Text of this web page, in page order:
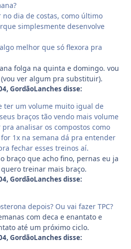
dia de costas, como último
simplesmente desenvolve
melhor que só flexora pra
folga na quinta e domingo. vou
ver algum pra substituir).
GordãoLanches disse:
ter um volume muito igual de
braços tão vendo mais volume
analisar os compostos como
1x na semana dá pra entender
fechar esses treinos aí.
braço que acho fino, pernas eu ja
treinar mais braço.
GordãoLanches disse:
depois? Ou vai fazer TPC?
com deca e enantato e
até um próximo ciclo.
GordãoLanches disse: